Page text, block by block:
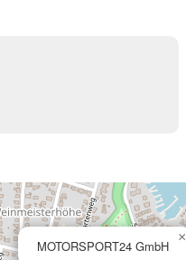
MOTORSPORT24 GmbH
×